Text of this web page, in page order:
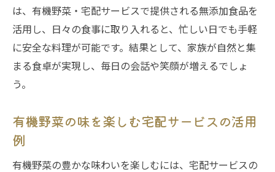
は、有機野菜・宅配サービスで提供される無添加食品を
活用し、日々の食事に取り入れると、忙しい日でも手軽
に安全な料理が可能です。結果として、家族が自然と集
まる食卓が実現し、毎日の会話や笑顔が増えるでしょ
う。
有機野菜の味を楽しむ宅配サービスの活用
例
有機野菜の豊かな味わいを楽しむには、宅配サービスの